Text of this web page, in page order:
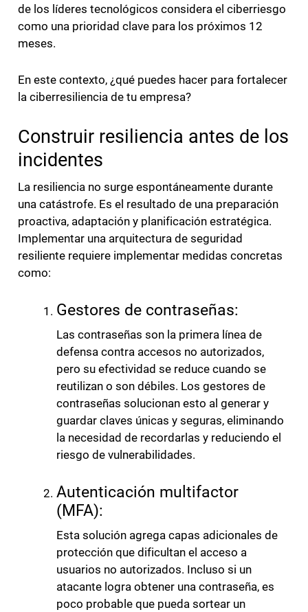
de los líderes tecnológicos considera el ciberriesgo
como una prioridad clave para los próximos 12
meses.
En este contexto, ¿qué puedes hacer para fortalecer
la ciberresiliencia de tu empresa?
Construir resiliencia antes de los
incidentes
La resiliencia no surge espontáneamente durante
una catástrofe. Es el resultado de una preparación
proactiva, adaptación y planificación estratégica.
Implementar una arquitectura de seguridad
resiliente requiere implementar medidas concretas
como:
Gestores de contraseñas:
Las contraseñas son la primera línea de
defensa contra accesos no autorizados,
pero su efectividad se reduce cuando se
reutilizan o son débiles. Los gestores de
contraseñas solucionan esto al generar y
guardar claves únicas y seguras, eliminando
la necesidad de recordarlas y reduciendo el
riesgo de vulnerabilidades.
Autenticación multifactor
(MFA):
Esta solución agrega capas adicionales de
protección que dificultan el acceso a
usuarios no autorizados. Incluso si un
atacante logra obtener una contraseña, es
poco probable que pueda sortear un